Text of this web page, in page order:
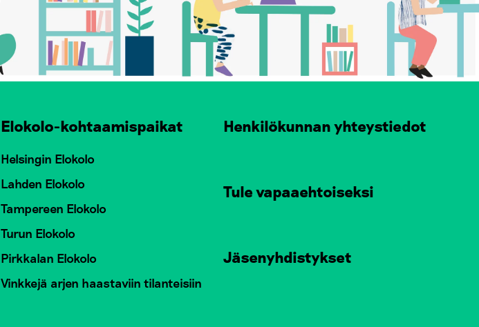
Elokolo-kohtaamispaikat
Helsingin Elokolo
Lahden Elokolo
Tampereen Elokolo
Turun Elokolo
Pirkkalan Elokolo
Vinkkejä arjen haastaviin tilanteisiin
Henkilökunnan yhteystiedot
Tule vapaaehtoiseksi
Jäsenyhdistykset